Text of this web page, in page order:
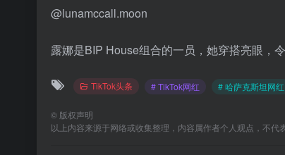
@lunamccall.moon
露娜是BIP House组合的一员，她穿搭亮眼，
TikTok头条 # TikTok网红 # 哈萨克斯坦网红
© 版权声明
以上内容来源于网络或收集整理，内容属作者个人观点，不代